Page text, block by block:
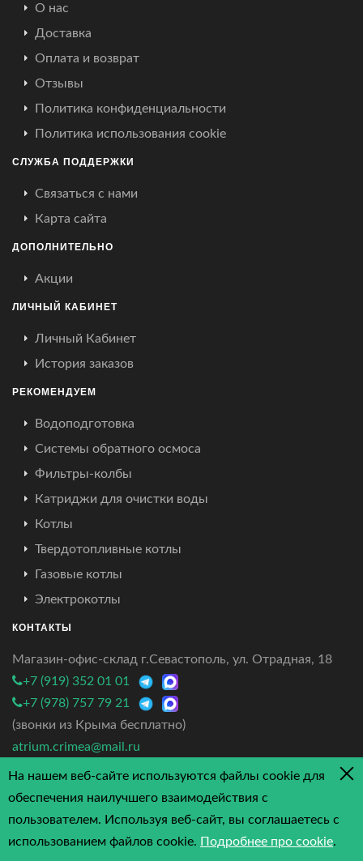
О нас
Доставка
Оплата и возврат
Отзывы
Политика конфиденциальности
Политика использования cookie
СЛУЖБА ПОДДЕРЖКИ
Связаться с нами
Карта сайта
ДОПОЛНИТЕЛЬНО
Акции
ЛИЧНЫЙ КАБИНЕТ
Личный Кабинет
История заказов
РЕКОМЕНДУЕМ
Водоподготовка
Системы обратного осмоса
Фильтры-колбы
Катриджи для очистки воды
Котлы
Твердотопливные котлы
Газовые котлы
Электрокотлы
КОНТАКТЫ
Магазин-офис-склад г.Севастополь, ул. Отрадная, 18
+7 (919) 352 01 01
+7 (978) 757 79 21
(звонки из Крыма бесплатно)
atrium.crimea@mail.ru
4.7/5 - 3 отзыва
На нашем веб-сайте используются файлы cookie для
обеспечения наилучшего взаимодействия с
пользователем. Используя веб-сайт, вы соглашаетесь с
использованием файлов cookie. Подробнее про cookie.